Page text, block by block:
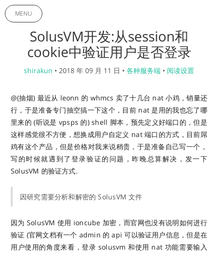
MENU
SolusVM开发:从session和
cookie中验证用户是否登录
shirakun • 2018 年 09 月 11 日 • 各种服务端 • 阅读设置
@(抽烟) 最近从 leonn 的 whmcs 卖了十几台 nat 小鸡，销量还
行，于是准备专门抽空搞一下这个，目前 nat 是用的我也忘了哪
里来的 (听说是 vpsps 的) shell 脚本，预先定义好端口的，但是
这样感觉很不方便，想换成用户自定义 nat 端口的方式，目前屌
鸡有这个产品，但是价格对我来说稍贵，于是准备自己写一个，
写的时候就遇到了登录验证的问题，昨晚总算解决，发一下
SolusVM 的验证方式.
因研究需要分析和解密的 SolusVM 文件
因为 SolusVM 使用 ioncube 加密，而官网也没有说明如何进行
验证 (官网文档有一个 admin 的 api 可以验证用户信息，但是在
用户使用的角度来看，登录 solusvm 和使用 nat 功能需要输入